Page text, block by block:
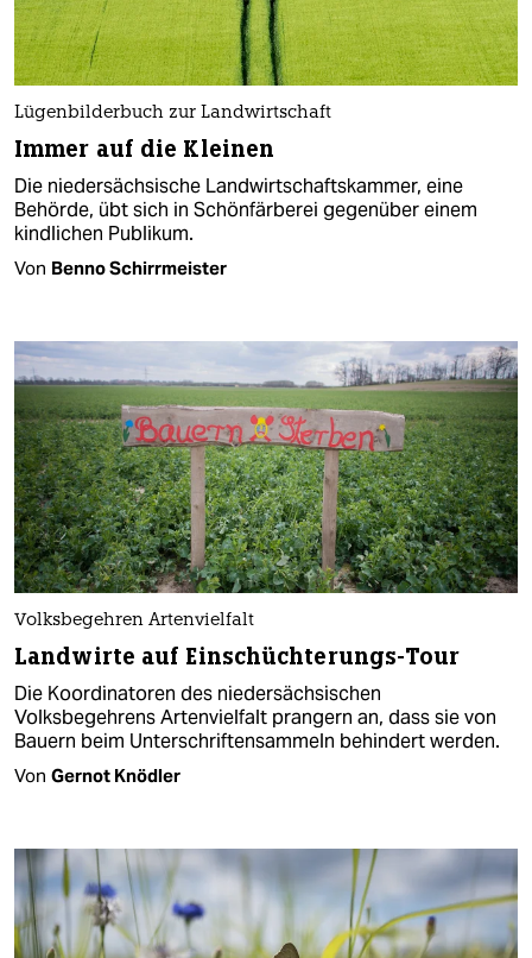
Lügenbilderbuch zur Landwirtschaft
Immer auf die Kleinen
Die niedersächsische Landwirtschaftskammer, eine
Behörde, übt sich in Schönfärberei gegenüber einem
kindlichen Publikum.
Von Benno Schirrmeister
Volksbegehren Artenvielfalt
Landwirte auf Einschüchterungs-Tour
Die Koordinatoren des niedersächsischen
Volksbegehrens Artenvielfalt prangern an, dass sie von
Bauern beim Unterschriftensammeln behindert werden.
Von Gernot Knödler